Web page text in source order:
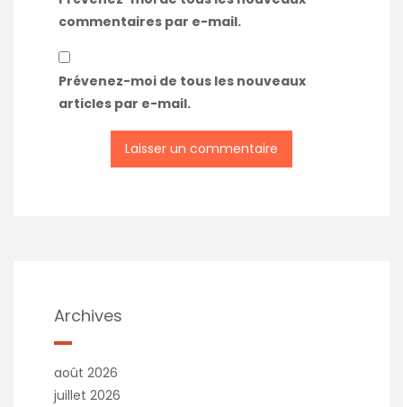
commentaires par e-mail.
Prévenez-moi de tous les nouveaux
articles par e-mail.
Archives
août 2026
juillet 2026